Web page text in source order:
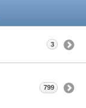
3
799